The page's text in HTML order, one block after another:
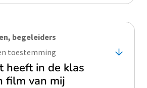
begeleiders
toestemming
heeft in de klas
film van mij